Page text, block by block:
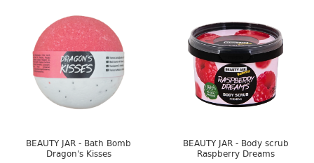
BEAUTY JAR - Bath Bomb
Dragon's Kisses
BEAUTY JAR - Body scrub
Raspberry Dreams